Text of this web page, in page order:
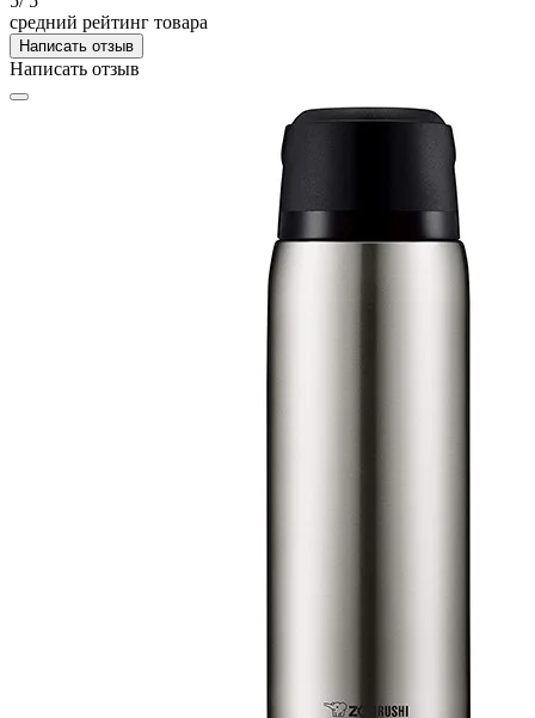
средний рейтинг товара
Написать отзыв
Написать отзыв